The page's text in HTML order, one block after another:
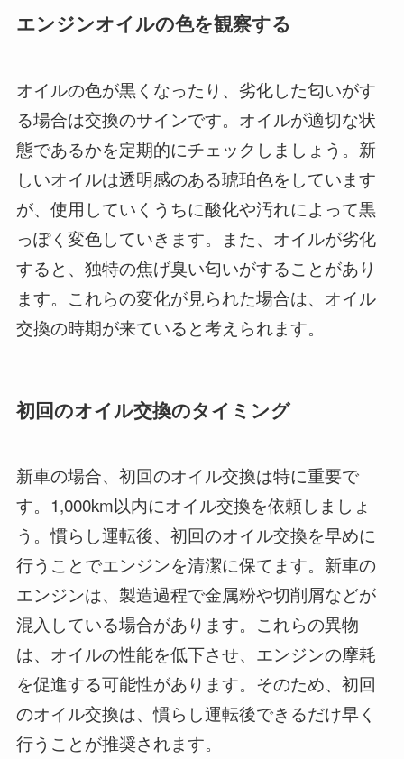
エンジンオイルの色を観察する
オイルの色が黒くなったり、劣化した匂いがす
る場合は交換のサインです。オイルが適切な状
態であるかを定期的にチェックしましょう。新
しいオイルは透明感のある琥珀色をしています
が、使用していくうちに酸化や汚れによって黒
っぽく変色していきます。また、オイルが劣化
すると、独特の焦げ臭い匂いがすることがあり
ます。これらの変化が見られた場合は、オイル
交換の時期が来ていると考えられます。
初回のオイル交換のタイミング
新車の場合、初回のオイル交換は特に重要で
す。1,000km以内にオイル交換を依頼しましょ
う。慣らし運転後、初回のオイル交換を早めに
行うことでエンジンを清潔に保てます。新車の
エンジンは、製造過程で金属粉や切削屑などが
混入している場合があります。これらの異物
は、オイルの性能を低下させ、エンジンの摩耗
を促進する可能性があります。そのため、初回
のオイル交換は、慣らし運転後できるだけ早く
行うことが推奨されます。